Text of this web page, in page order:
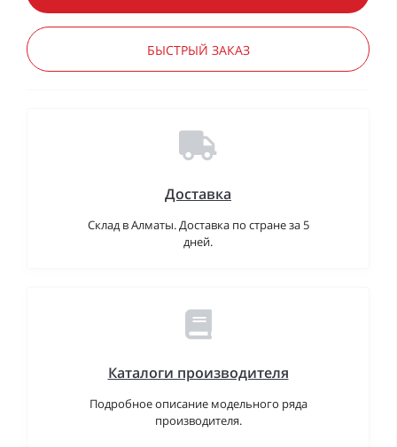
БЫСТРЫЙ ЗАКАЗ
Доставка
Склад в Алматы. Доставка по стране за 5
дней.
Каталоги производителя
Подробное описание модельного ряда
производителя.